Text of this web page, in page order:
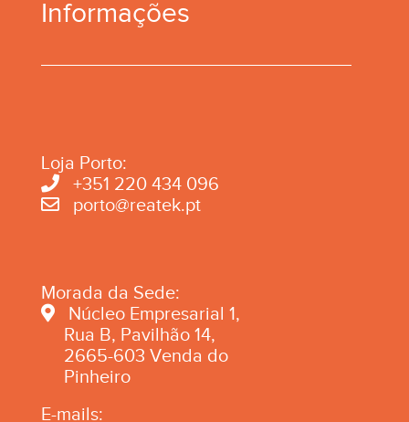
Informações
Loja Porto:
+351 220 434 096
porto@reatek.pt
Morada da Sede:
Núcleo Empresarial 1,
Rua B, Pavilhão 14,
2665-603 Venda do
Pinheiro
E-mails: